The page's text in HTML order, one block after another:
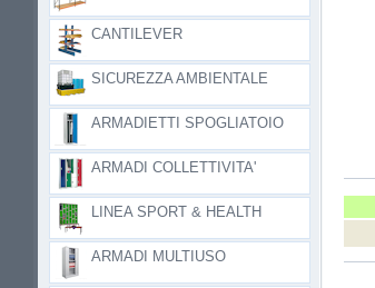
CANTILEVER
SICUREZZA AMBIENTALE
ARMADIETTI SPOGLIATOIO
ARMADI COLLETTIVITA'
LINEA SPORT & HEALTH
ARMADI MULTIUSO